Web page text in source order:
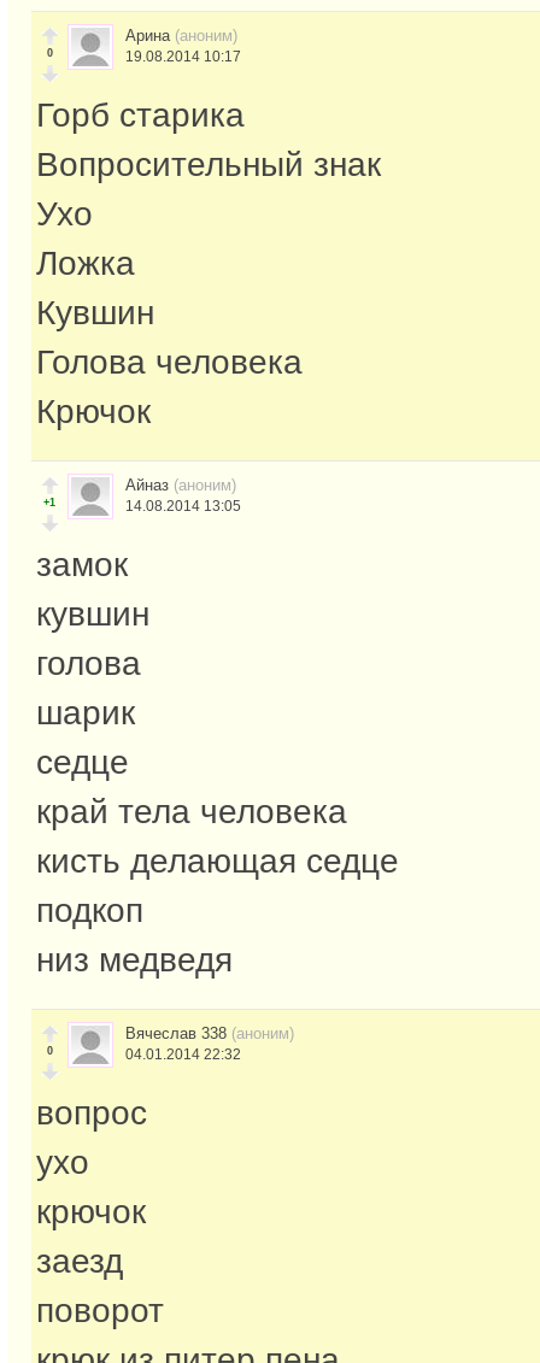
0
Арина (аноним)
19.08.2014 10:17
Горб старика
Вопросительный знак
Ухо
Ложка
Кувшин
Голова человека
Крючок
+1
Айназ (аноним)
14.08.2014 13:05
замок
кувшин
голова
шарик
седце
край тела человека
кисть делающая седце
подкоп
низ медведя
0
Вячеслав 338 (аноним)
04.01.2014 22:32
вопрос
ухо
крючок
заезд
поворот